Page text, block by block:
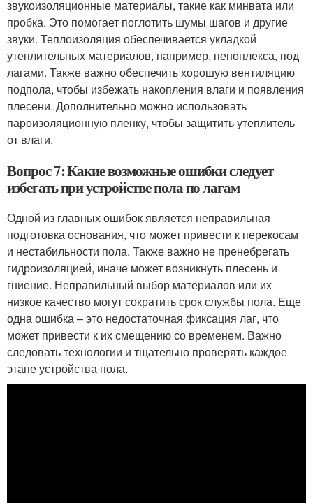
звукоизоляционные материалы, такие как минвата или
пробка. Это помогает поглотить шумы шагов и другие
звуки. Теплоизоляция обеспечивается укладкой
утеплительных материалов, например, пеноплекса, под
лагами. Также важно обеспечить хорошую вентиляцию
подпола, чтобы избежать накопления влаги и появления
плесени. Дополнительно можно использовать
пароизоляционную пленку, чтобы защитить утеплитель
от влаги.
Вопрос 7: Какие возможные ошибки следует
избегать при устройстве пола по лагам
Одной из главных ошибок является неправильная
подготовка основания, что может привести к перекосам
и нестабильности пола. Также важно не пренебрегать
гидроизоляцией, иначе может возникнуть плесень и
гниение. Неправильный выбор материалов или их
низкое качество могут сократить срок службы пола. Еще
одна ошибка – это недостаточная фиксация лаг, что
может привести к их смещению со временем. Важно
следовать технологии и тщательно проверять каждое
этапе устройства пола.